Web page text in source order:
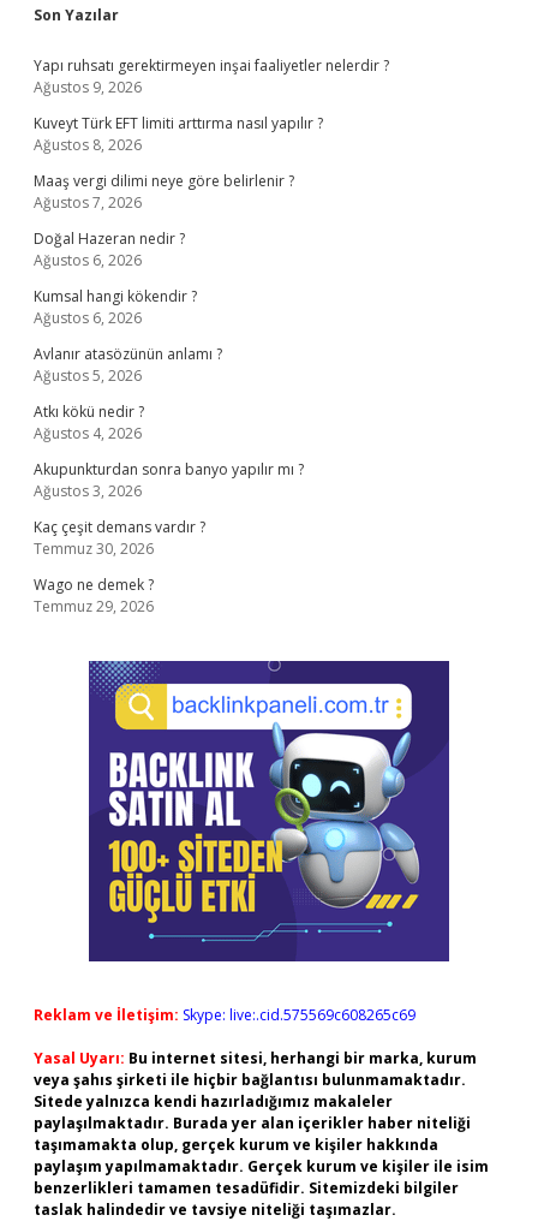
Sidebar
Son Yazılar
Yapı ruhsatı gerektirmeyen inşai faaliyetler nelerdir ?
Ağustos 9, 2026
Kuveyt Türk EFT limiti arttırma nasıl yapılır ?
Ağustos 8, 2026
Maaş vergi dilimi neye göre belirlenir ?
Ağustos 7, 2026
Doğal Hazeran nedir ?
Ağustos 6, 2026
Kumsal hangi kökendir ?
Ağustos 6, 2026
Avlanır atasözünün anlamı ?
Ağustos 5, 2026
Atkı kökü nedir ?
Ağustos 4, 2026
Akupunkturdan sonra banyo yapılır mı ?
Ağustos 3, 2026
Kaç çeşit demans vardır ?
Temmuz 30, 2026
Wago ne demek ?
Temmuz 29, 2026
Reklam ve İletişim: Skype: live:.cid.575569c608265c69
Yasal Uyarı: Bu internet sitesi, herhangi bir marka, kurum
veya şahıs şirketi ile hiçbir bağlantısı bulunmamaktadır.
Sitede yalnızca kendi hazırladığımız makaleler
paylaşılmaktadır. Burada yer alan içerikler haber niteliği
taşımamakta olup, gerçek kurum ve kişiler hakkında
paylaşım yapılmamaktadır. Gerçek kurum ve kişiler ile isim
benzerlikleri tamamen tesadüfidir. Sitemizdeki bilgiler
taslak halindedir ve tavsiye niteliği taşımazlar.